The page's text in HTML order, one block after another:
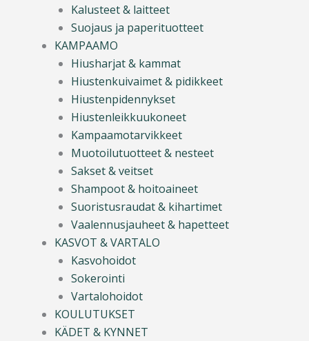
Kalusteet & laitteet
Suojaus ja paperituotteet
KAMPAAMO
Hiusharjat & kammat
Hiustenkuivaimet & pidikkeet
Hiustenpidennykset
Hiustenleikkuukoneet
Kampaamotarvikkeet
Muotoilutuotteet & nesteet
Sakset & veitset
Shampoot & hoitoaineet
Suoristusraudat & kihartimet
Vaalennusjauheet & hapetteet
KASVOT & VARTALO
Kasvohoidot
Sokerointi
Vartalohoidot
KOULUTUKSET
KÄDET & KYNNET